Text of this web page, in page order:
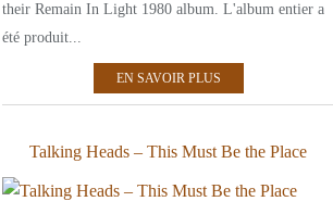
their Remain In Light 1980 album. L'album entier a
été produit...
EN SAVOIR PLUS
Talking Heads – This Must Be the Place